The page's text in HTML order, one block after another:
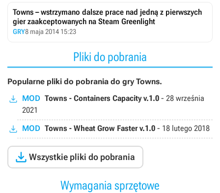
Towns – wstrzymano dalsze prace nad jedną z pierwszych
gier zaakceptowanych na Steam Greenlight
GRY8 maja 2014 15:23
Pliki do pobrania
Popularne pliki do pobrania do gry Towns.
MOD Towns - Containers Capacity v.1.0 - 28 września
2021
MOD Towns - Wheat Grow Faster v.1.0 - 18 lutego 2018
 Wszystkie pliki do pobrania
Wymagania sprzętowe